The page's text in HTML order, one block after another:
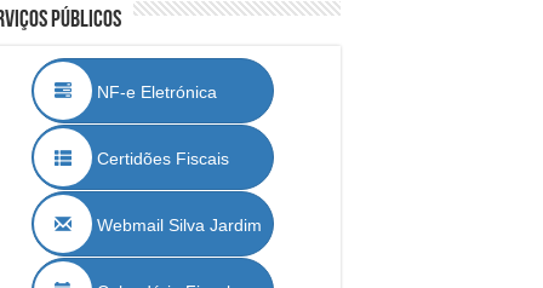
Públicos
NF-e Eletrónica
Certidões Fiscais
Webmail Silva Jardim